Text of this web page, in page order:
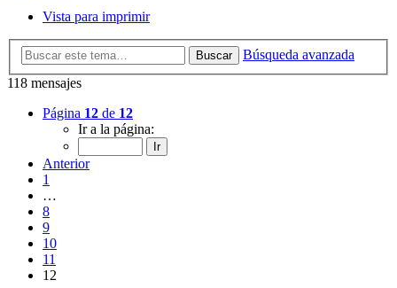
Vista para imprimir
Buscar
Búsqueda avanzada
118 mensajes
Página 12 de 12
Ir a la página:
Anterior
1
…
8
9
10
11
12